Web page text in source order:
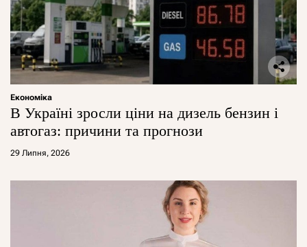
Економіка
В Україні зросли ціни на дизель бензин і
автогаз: причини та прогнози
29 Липня, 2026